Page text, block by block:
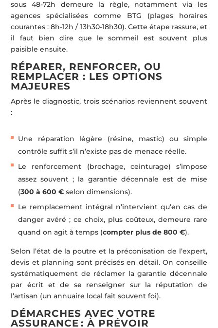
sous 48-72h demeure la règle, notamment via les
agences spécialisées comme BTG (plages horaires
courantes : 8h-12h / 13h30-18h30). Cette étape rassure, et
il faut bien dire que le sommeil est souvent plus
paisible ensuite.
RÉPARER, RENFORCER, OU
REMPLACER : LES OPTIONS
MAJEURES
Après le diagnostic, trois scénarios reviennent souvent
:
Une réparation légère (résine, mastic) ou simple
contrôle suffit s’il n’existe pas de menace réelle.
Le renforcement (brochage, ceinturage) s’impose
assez souvent ; la garantie décennale est de mise
(300 à 600 € selon dimensions).
Le remplacement intégral n’intervient qu’en cas de
danger avéré ; ce choix, plus coûteux, demeure rare
quand on agit à temps (compter plus de 800 €).
Selon l’état de la poutre et la préconisation de l’expert,
devis et planning sont précisés en détail. On conseille
systématiquement de réclamer la garantie décennale
par écrit et de se renseigner sur la réputation de
l’artisan (un annuaire local fait souvent foi).
DÉMARCHES AVEC VOTRE
ASSURANCE : À PRÉVOIR